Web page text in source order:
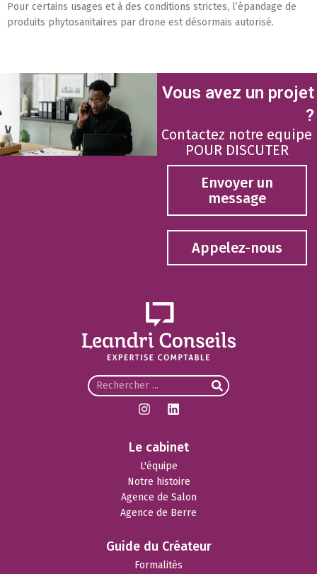
Pour certains usages et à des conditions strictes, l’épandage de
produits phytosanitaires par drone est désormais autorisé.
Vous avez un projet
?
Contactez notre equipe
POUR DISCUTER
Envoyer un
message
Appelez-nous
Le cabinet
L'équipe
Notre histoire
Agence de Salon
Agence de Berre
Guide du Créateur
Formalités